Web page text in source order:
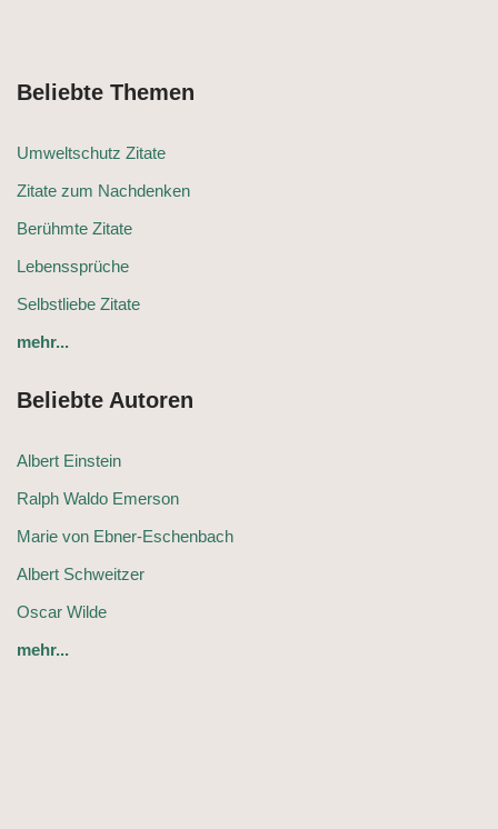
Beliebte Themen
Umweltschutz Zitate
Zitate zum Nachdenken
Berühmte Zitate
Lebenssprüche
Selbstliebe Zitate
mehr...
Beliebte Autoren
Albert Einstein
Ralph Waldo Emerson
Marie von Ebner-Eschenbach
Albert Schweitzer
Oscar Wilde
mehr...